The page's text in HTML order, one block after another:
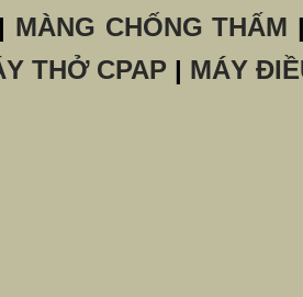
| MÀNG CHỐNG THẤM
THỞ CPAP | MÁY